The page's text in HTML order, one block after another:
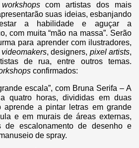
workshopscom artistas dos mais
suas ideias, esbanjando
a habilidade e aguçar a
com muita “mão na massa”. Serão
para aprender com ilustradores,
videomakers, designers, pixel artists,
de rua, entre outros temas.
confirmados:
escala”, com Bruna Serifa – A
quatro horas, divididas em duas
aprende a pintar letras em grande
e em murais de áreas externas,
de escalonamento de desenho e
de spray.